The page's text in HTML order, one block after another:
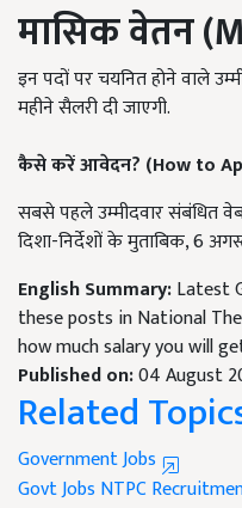
मासिक वेतन (
इन पदों पर चयनित होने वाले
महीने सैलरी दी जाएगी.
कैसे करें आवेदन? (How to
सबसे पहले उम्मीदवार संबंधित
दिशा-निर्देशों के मुताबिक, 6
English Summary:Latest
these posts in National
how much salary you will
Published on:04 August
Related
Government Jobs
Govt Jobs NTPC